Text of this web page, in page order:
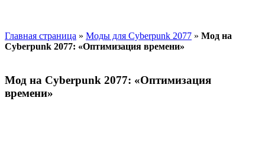
Главная страница » Моды для Cyberpunk 2077 » Мод на
Cyberpunk 2077: «Оптимизация времени»
Мод на Cyberpunk 2077: «Оптимизация
времени»